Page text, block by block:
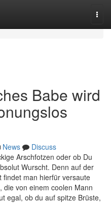
Babe wird
News
Discuss
Arschfotzen oder ob Du
Wurscht. Denn auf der
findet man hierfür versaute
die von einem coolen Mann
egal, ob du auf spitze Brüste,